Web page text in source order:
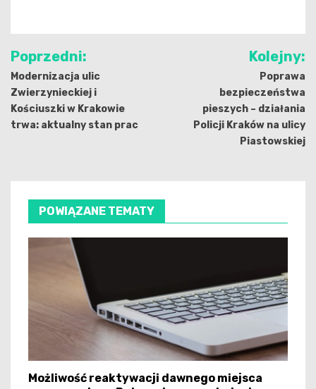
Nawigacja
wpisu
Poprzedni:
Modernizacja ulic
Zwierzynieckiej i
Kościuszki w Krakowie
trwa: aktualny stan prac
Kolejny:
Poprawa
bezpieczeństwa
pieszych – działania
Policji Kraków na ulicy
Piastowskiej
POWIĄZANE TEMATY
Możliwość reaktywacji dawnego miejsca